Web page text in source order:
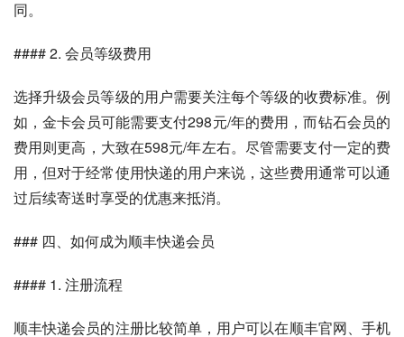
同。
#### 2. 会员等级费用
选择升级会员等级的用户需要关注每个等级的收费标准。例
如，金卡会员可能需要支付298元/年的费用，而钻石会员的
费用则更高，大致在598元/年左右。尽管需要支付一定的费
用，但对于经常使用快递的用户来说，这些费用通常可以通
过后续寄送时享受的优惠来抵消。
### 四、如何成为顺丰快递会员
#### 1. 注册流程
顺丰快递会员的注册比较简单，用户可以在顺丰官网、手机